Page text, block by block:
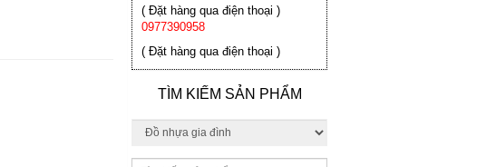
( Đặt hàng qua điện thoại )
0977390958
( Đặt hàng qua điện thoại )
TÌM KIẾM SẢN PHẨM